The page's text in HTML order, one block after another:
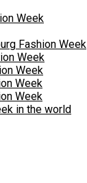
Week
Fashion Week
Week
Week
Week
Week
in the world